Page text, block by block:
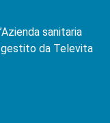
sanitaria
gestito da Televita